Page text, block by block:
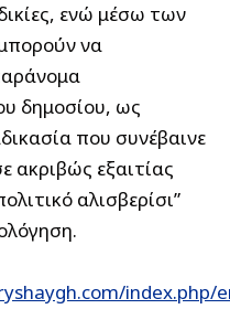
ενώ μέσω των
να
δημοσίου, ως
που συνέβαινε
ακριβώς εξαιτίας
αλισβερίσι”
index.php/